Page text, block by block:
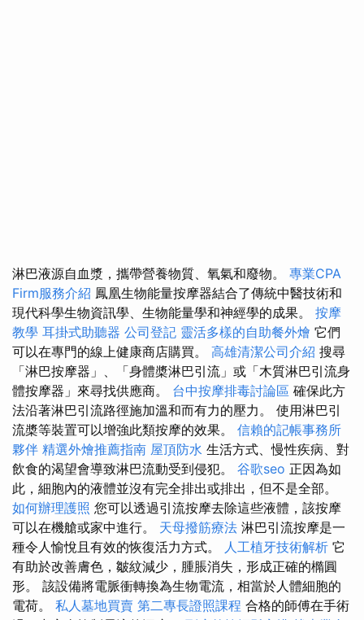
淋巴液源自血漿，攜帶營養物質、氧氣和廢物。 專業CPA
Firm服務介紹 鳳凰生物能量按摩器結合了傳統中醫技術和
現代科學生物資訊學、生物能量學和神經學的成果。 按摩
教學 耳掛式助聽器 公司登記 靈活多樣的自助餐外燴 它們
可以在專門的線上健康商店購買。 高雄清潔公司介紹 搜尋
「淋巴按摩器」、「身體槳淋巴引流」或「木質淋巴引流身
體按摩器」來尋找供應商。 台中按摩排毒討論區 確保此方
法沿著淋巴引流路徑施加溫和而有力的壓力。 使用淋巴引
流槳等裝置可以增強此類按摩的效果。 信賴的記帳事務所
夥伴 精選外燴推薦指南 屋頂防水 生活方式、慢性疾病、對
飲食的渴望會導致淋巴流動受到侵犯。 谷歌seo 正因為如
此，細胞內的液體並沒有完全排出或排出，但不是全部。
如何辦理護照 您可以透過引流按摩去除這些液體，該按摩
可以在機艙或家中進行。 天母撥筋療法 淋巴引流按摩是一
種令人愉悅且有效的恢復活力方式。
人工植牙技術解析 它
有助於改善膚色，皺紋減少，腫脹消失，形成正確的橢圓
形。 該設備將電脈衝轉換為生物電流，相當於人體細胞的
電荷。 私人墓地買賣 第二專長證照課程 合格的師傅在手術